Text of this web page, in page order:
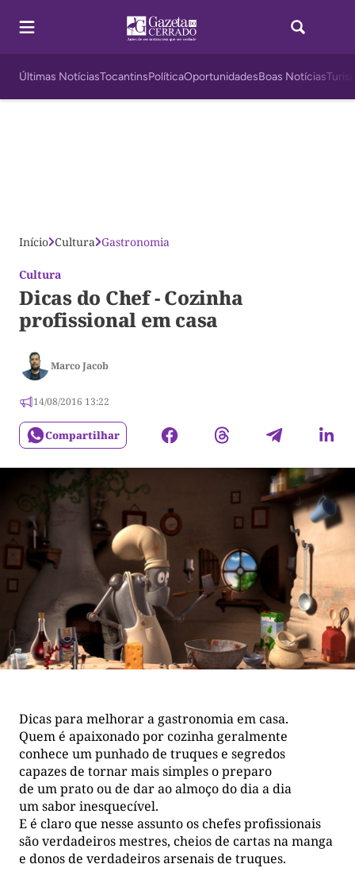
Últimas NotíciasTocantinsPolíticaOportunidadesBoas Notícias
Início Cultura Gastronomia
Cultura
Dicas do Chef - Cozinha
profissional em casa
Marco Jacob
14/08/2016 13:22
Compartilhar
Dicas para melhorar a gastronomia em casa.
Quem é apaixonado por cozinha geralmente
conhece um punhado de truques e segredos
capazes de tornar mais simples o preparo
de um prato ou de dar ao almoço do dia a dia
um sabor inesquecível.
E é claro que nesse assunto os chefes profissionais
são verdadeiros mestres, cheios de cartas na manga
e donos de verdadeiros arsenais de truques.